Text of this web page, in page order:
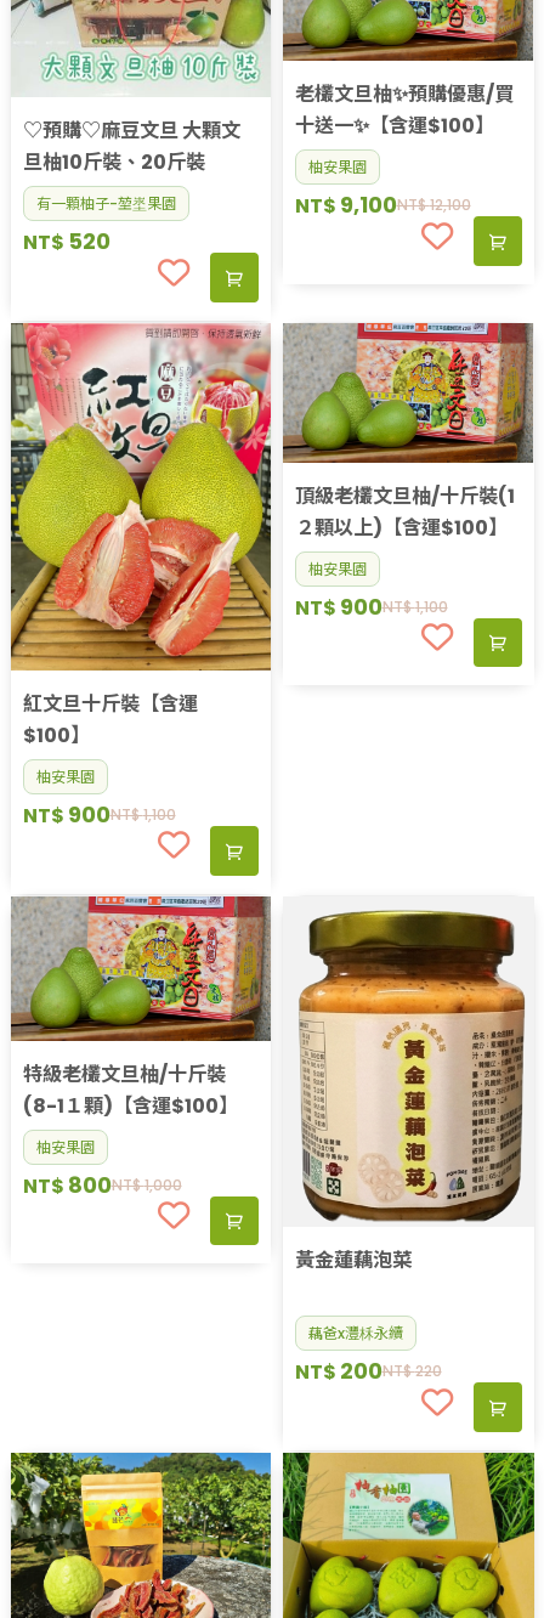
♡預購♡麻豆文旦 大顆文
旦柚10斤裝、20斤裝
有一顆柚子-堃埊果園
NT$ 520
老欉文旦柚✨預購優惠/買
十送一✨【含運$100】
柚安果園
NT$12,100
NT$ 9,100
紅文旦十斤裝【含運
$100】
柚安果園
NT$1,100
NT$ 900
頂級老欉文旦柚/十斤裝(1
２顆以上)【含運$100】
柚安果園
NT$1,100
NT$ 900
特級老欉文旦柚/十斤裝
(8-1１顆)【含運$100】
柚安果園
NT$1,000
NT$ 800
黃金蓮藕泡菜
藕爸x灃柇永續
NT$220
NT$ 200